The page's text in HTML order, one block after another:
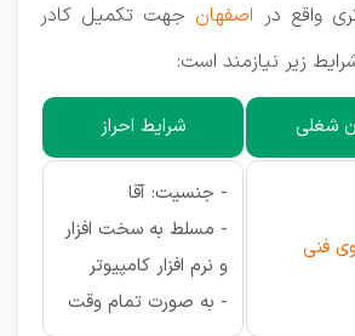
واقع در اصفهان جهت تکمیل کادر
زیر نیازمند است:
شغلی شرایط احراز
فنی
- جنسیت: آقا
- مسلط به سخت افزار
و نرم افزار کامپیوتر
- به صورت تمام وقت